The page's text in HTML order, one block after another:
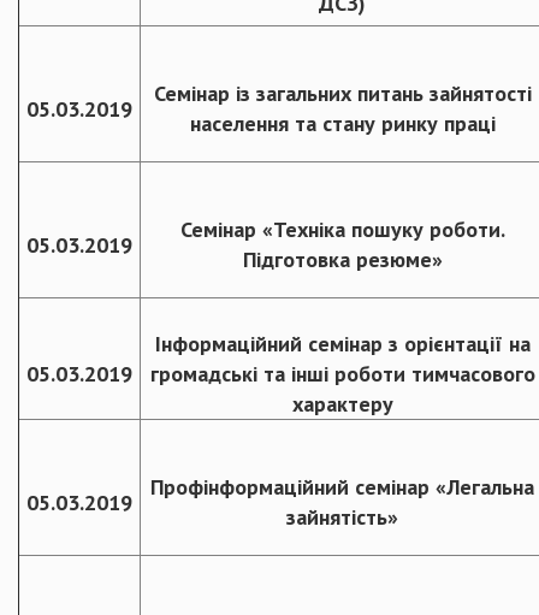
05.03.2019
Семінар із загальних питань зайнятості
населення та стану ринку праці
05.03.2019
Семінар «Техніка пошуку роботи.
Підготовка резюме»
05.03.2019
Інформаційний семінар з орієнтації на
громадські та інші роботи тимчасового
характеру
05.03.2019
Профінформаційний семінар «Легальна
зайнятість»